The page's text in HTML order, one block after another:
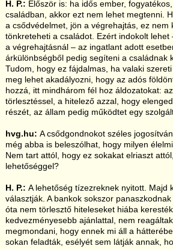
H. P.: Először is: ha idős ember,
családban, akkor ezt nem lehet megtenni.
a csődvédelmet, jön a végrehajtás, ez nem
tönkreteheti a családot. Ezért indokolt lehet
a végrehajtásnál – az ingatlant adott
árkülönbségből pedig segíteni a családnak
Tudom, hogy ez fájdalmas, ha valaki
meg lehet akadályozni, hogy az adós
hozzá, itt mindhárom fél hoz áldozatokat:
törlesztéssel, a hitelező azzal, hogy
részét, az állam pedig működtet egy
hvg.hu: A csődgondnokot széles
még abba is beleszólhat, hogy milyen
Nem tart attól, hogy ez sokakat elriaszt
lehetőséggel?
H. P.: A lehetőség tízezreknek nyitott. Majd
választják. A bankok sokszor
óta nem törlesztő hiteleseket hiába
kedvezményesebb ajánlattal, nem
megmondani, hogy ennek mi áll a
sokan feladták, esélyét sem látják annak,